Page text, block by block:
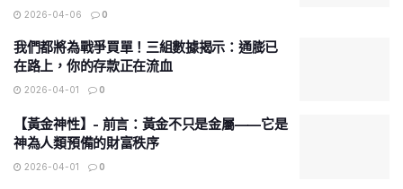
2026-04-06 0
我們都將為戰爭買單！三組數據揭示：通膨已
在路上，你的存款正在流血
2026-04-01 0
【黃金神性】- 前言：黃金不只是金屬——它是
神為人類預備的財富秩序
2026-04-01 0